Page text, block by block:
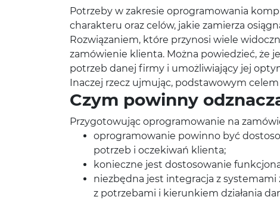
Potrzeby w zakresie oprogramowania
charakteru oraz celów, jakie zamierza
Rozwiązaniem, które przynosi wiele
zamówienie klienta. Można powiedzieć, że
potrzeb danej firmy i umożliwiający jej
Inaczej rzecz ujmując, podstawowym
Czym powinny
Przygotowując oprogramowanie na
oprogramowanie powinno być
potrzeb i oczekiwań klienta;
konieczne jest dostosowanie
niezbędna jest integracja z systemami
z potrzebami i kierunkiem działania